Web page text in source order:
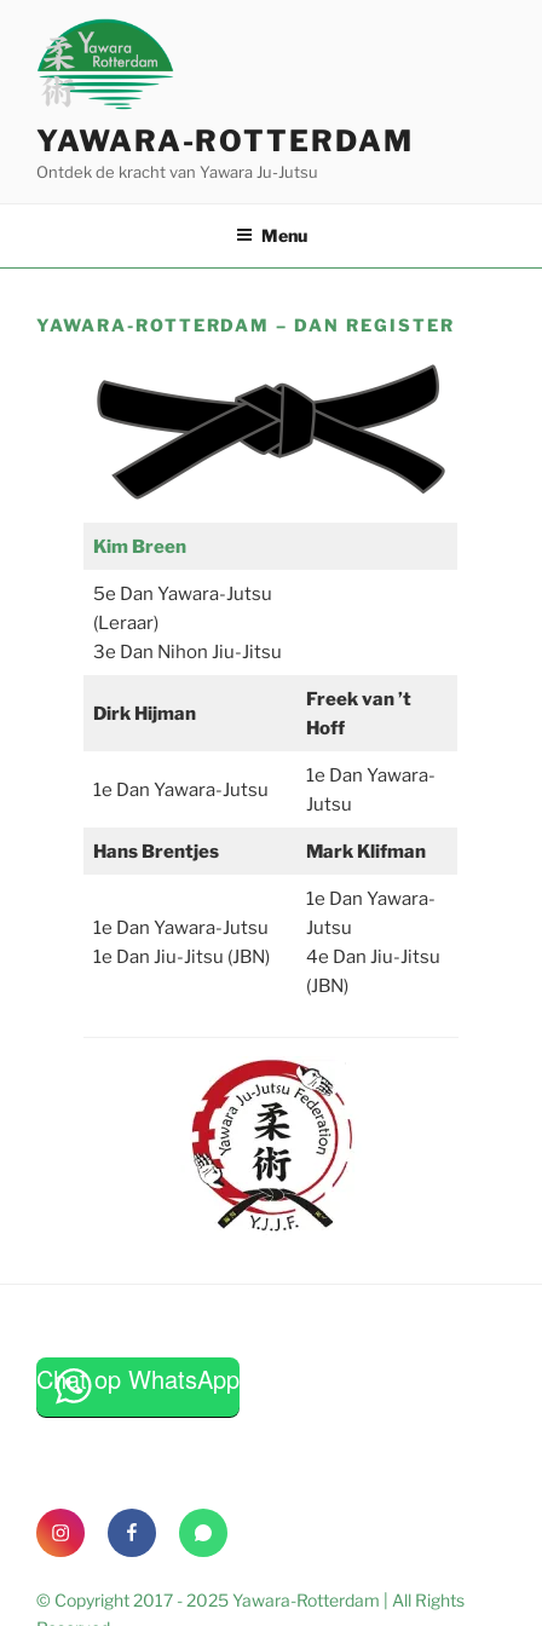
inhoud
YAWARA-ROTTERDAM
Ontdek de kracht van Yawara Ju-Jutsu
Menu
YAWARA-ROTTERDAM – DAN REGISTER
Kim Breen
5e Dan Yawara-Jutsu
(Leraar)
3e Dan Nihon Jiu-Jitsu
Dirk Hijman
Freek van ’t
Hoff
1e Dan Yawara-Jutsu
1e Dan Yawara-
Jutsu
Hans Brentjes Mark Klifman
1e Dan Yawara-Jutsu
1e Dan Jiu-Jitsu (JBN)
1e Dan Yawara-
Jutsu
4e Dan Jiu-Jitsu
(JBN)
Chat op WhatsApp
InstagramFacebookWhatsApp
© Copyright 2017 - 2025 Yawara-Rotterdam | All Rights